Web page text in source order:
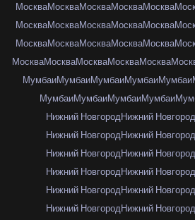
МоскваМоскваМоскваМоскваМосква
МоскваМоскваМоскваМоскваМосква
МоскваМоскваМоскваМоскваМосква
МоскваМоскваМоскваМоскваМосква
МумбаиМумбаиМумбаиМумбаиМумбаи
МумбаиМумбаиМумбаиМумбаи
Нижний НовгородНижний Новгород
Нижний НовгородНижний Новгород
Нижний НовгородНижний Новгород
Нижний НовгородНижний Новгород
Нижний НовгородНижний Новгород
Нижний НовгородНижний Новгород